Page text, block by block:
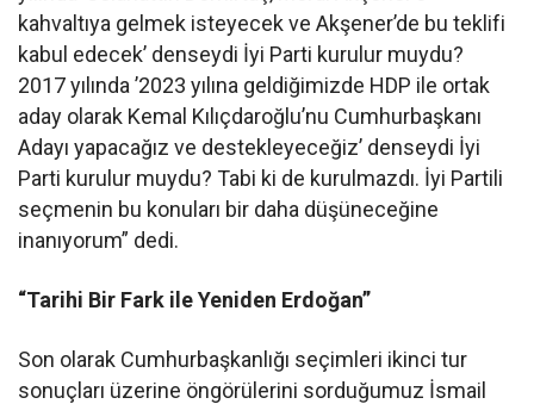
kahvaltıya gelmek isteyecek ve Akşener’de bu teklifi
kabul edecek’ denseydi İyi Parti kurulur muydu?
2017 yılında ’2023 yılına geldiğimizde HDP ile ortak
aday olarak Kemal Kılıçdaroğlu’nu Cumhurbaşkanı
Adayı yapacağız ve destekleyeceğiz’ denseydi İyi
Parti kurulur muydu? Tabi ki de kurulmazdı. İyi Partili
seçmenin bu konuları bir daha düşüneceğine
inanıyorum” dedi.
“Tarihi Bir Fark ile Yeniden Erdoğan”
Son olarak Cumhurbaşkanlığı seçimleri ikinci tur
sonuçları üzerine öngörülerini sorduğumuz İsmail